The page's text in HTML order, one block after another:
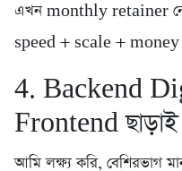
এখন monthly retainer
speed + scale +
4. Backend
Frontend
আমি লক্ষ্য করি, বেশিরভাগ